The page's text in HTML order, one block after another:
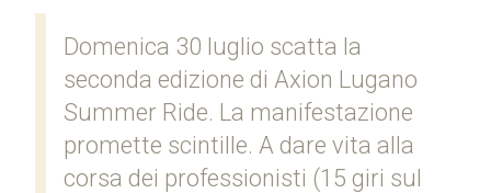
Domenica 30 luglio scatta la
seconda edizione di Axion Lugano
Summer Ride. La manifestazione
promette scintille. A dare vita alla
corsa dei professionisti (15 giri sul